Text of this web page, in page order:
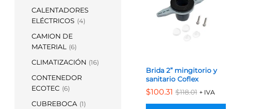
Brida 2” mingitorio y
sanitario Coflex
$100.31 $118.01 + IVA
$100.31 $118.01
CALENTADORES
ELÉCTRICOS (4)
CAMION DE
MATERIAL (6)
CLIMATIZACIÓN (16)
CONTENEDOR
ECOTEC (6)
CUBREBOCA (1)